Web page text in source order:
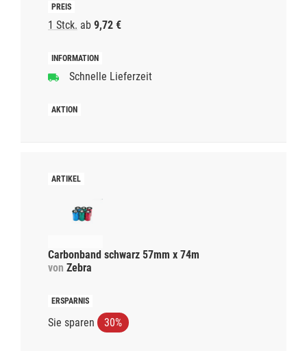
1 Stck. ab 9,72 €
Schnelle Lieferzeit
Carbonband schwarz 57mm x 74m
von Zebra
Sie sparen 30%